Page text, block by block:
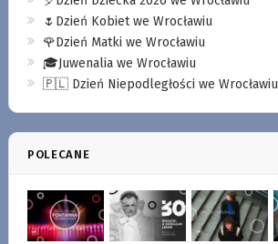
🌷Dzień Kobiet we Wrocławiu
🌹Dzień Matki we Wrocławiu
🎓Juwenalia we Wrocławiu
🇵🇱 Dzień Niepodległości we Wrocławiu
POLECANE